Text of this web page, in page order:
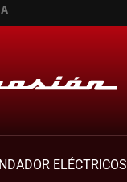
ELÉCTRICOS